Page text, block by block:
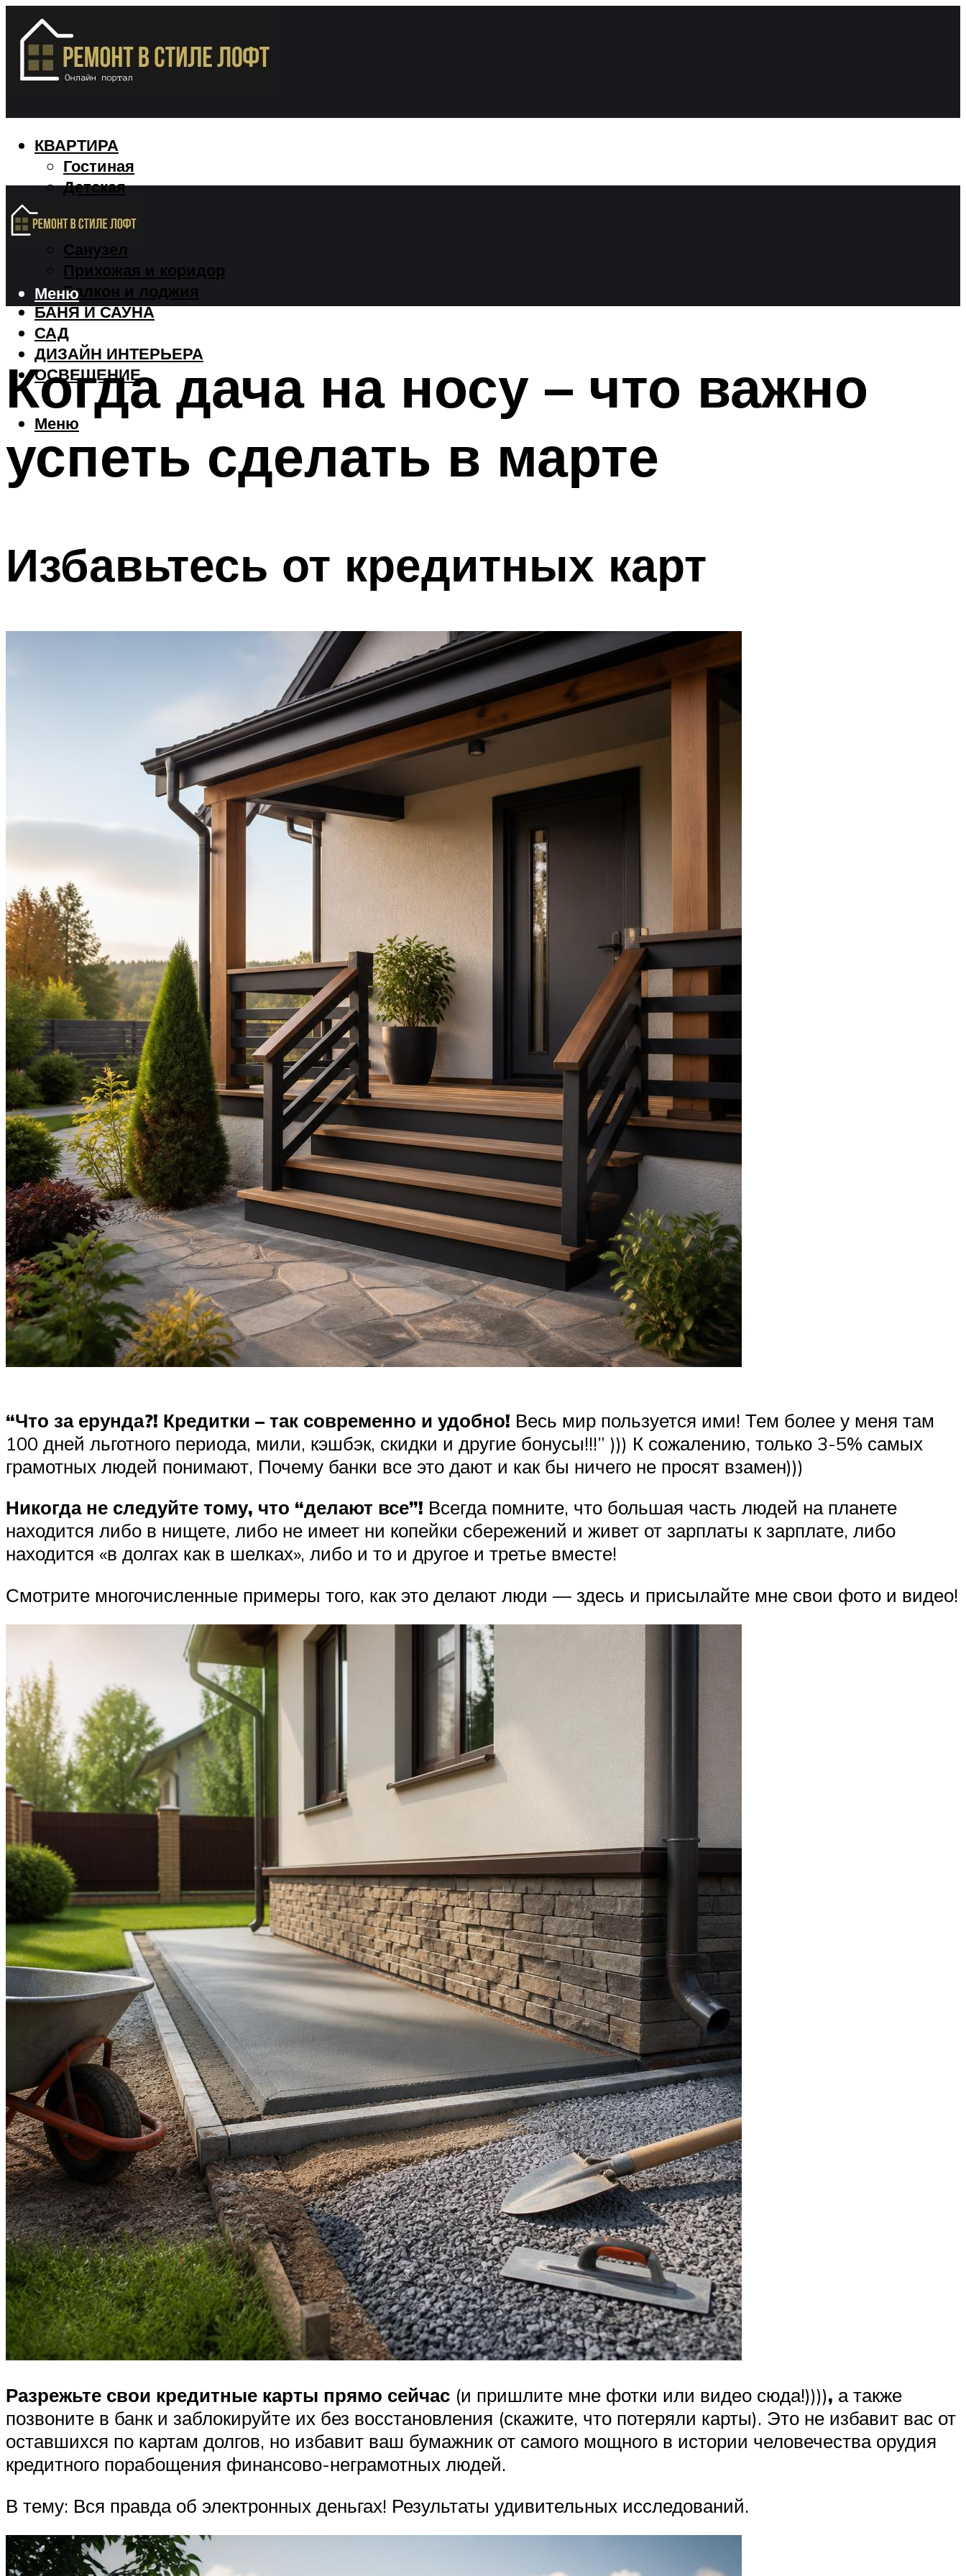
КВАРТИРА
Гостиная
Детская
Спальня
Санузел
Прихожая и коридор
Балкон и лоджия
БАНЯ И САУНА
САД
ДИЗАЙН ИНТЕРЬЕРА
ОСВЕЩЕНИЕ
Меню
Меню
Когда дача на носу – что важно
успеть сделать в марте
Избавьтесь от кредитных карт
“Что за ерунда?! Кредитки – так современно и удобно! Весь мир пользуется ими! Тем более у меня там
100 дней льготного периода, мили, кэшбэк, скидки и другие бонусы!!!” ))) К сожалению, только 3-5% самых
грамотных людей понимают, Почему банки все это дают и как бы ничего не просят взамен)))
Никогда не следуйте тому, что “делают все”! Всегда помните, что большая часть людей на планете
находится либо в нищете, либо не имеет ни копейки сбережений и живет от зарплаты к зарплате, либо
находится «в долгах как в шелках», либо и то и другое и третье вместе!
Смотрите многочисленные примеры того, как это делают люди — здесь и присылайте мне свои фото и видео!
Разрежьте свои кредитные карты прямо сейчас (и пришлите мне фотки или видео сюда!)))), а также
позвоните в банк и заблокируйте их без восстановления (скажите, что потеряли карты). Это не избавит вас от
оставшихся по картам долгов, но избавит ваш бумажник от самого мощного в истории человечества орудия
кредитного порабощения финансово-неграмотных людей.
В тему: Вся правда об электронных деньгах! Результаты удивительных исследований.